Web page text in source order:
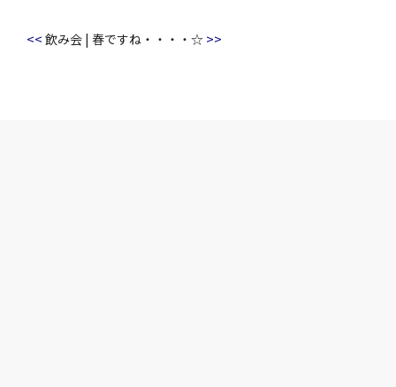
<< 飲み会 | 春ですね・・・・☆ >>